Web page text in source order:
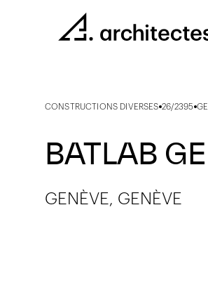
CONSTRUCTIONS DIVERSES 26/2395
BATLAB
GENÈVE, GENÈVE